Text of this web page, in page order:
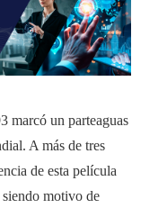
marcó un parteaguas
A más de tres
de esta película
motivo de